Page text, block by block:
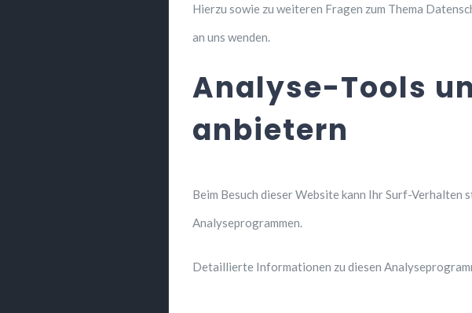
Hierzu sowie zu weiteren Fragen zum Thema
an uns wenden.
Analyse-Tools
anbietern
Beim Besuch dieser Website kann Ihr Surf-
Analyseprogrammen.
Detaillierte Informationen zu diesen